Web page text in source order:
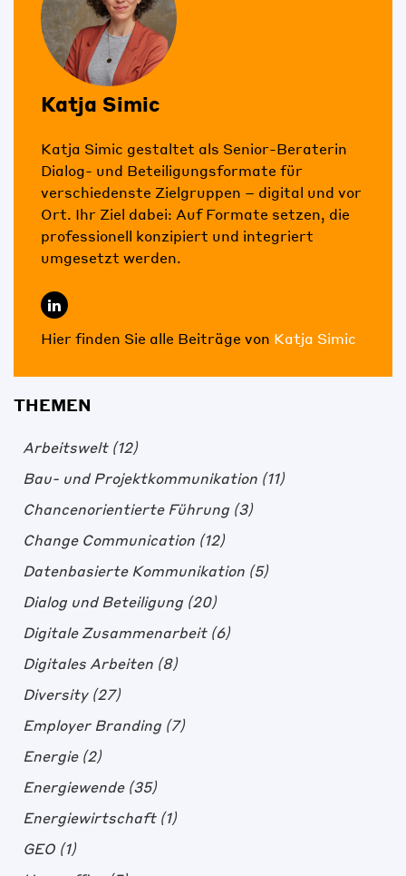
Katja Simic
Katja Simic gestaltet als Senior-Beraterin
Dialog- und Beteiligungsformate für
verschiedenste Zielgruppen – digital und vor
Ort. Ihr Ziel dabei: Auf Formate setzen, die
professionell konzipiert und integriert
umgesetzt werden.
Hier finden Sie alle Beiträge von Katja Simic
THEMEN
Arbeitswelt (12)
Bau- und Projektkommunikation (11)
Chancenorientierte Führung (3)
Change Communication (12)
Datenbasierte Kommunikation (5)
Dialog und Beteiligung (20)
Digitale Zusammenarbeit (6)
Digitales Arbeiten (8)
Diversity (27)
Employer Branding (7)
Energie (2)
Energiewende (35)
Energiewirtschaft (1)
GEO (1)